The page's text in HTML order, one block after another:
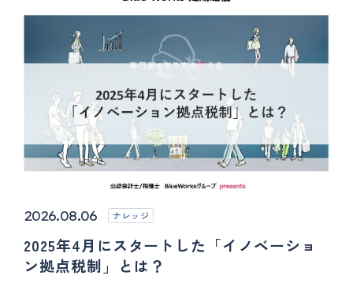
2026.08.06 ナレッジ
2025年4月にスタートした「イノベーショ
ン拠点税制」とは？